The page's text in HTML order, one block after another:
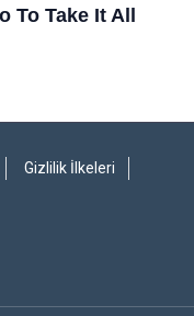
Gizlilik İlkeleri